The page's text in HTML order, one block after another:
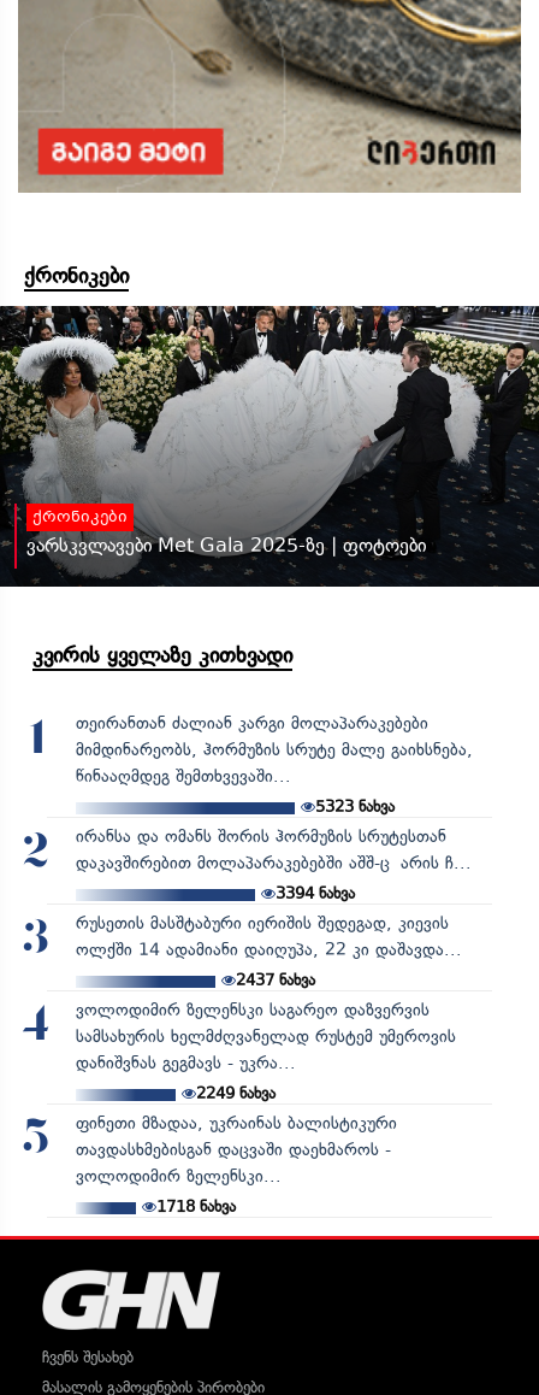
ქრონიკები
ქრონიკები
ვარსკვლავები Met Gala 2025-ზე | ფოტოები
კვირის ყველაზე კითხვადი
1
თეირანთან ძალიან კარგი მოლაპარაკებები
მიმდინარეობს, ჰორმუზის სრუტე მალე გაიხსნება,
წინააღმდეგ შემთხვევაში...
5323 ნახვა
2
ირანსა და ომანს შორის ჰორმუზის სრუტესთან
დაკავშირებით მოლაპარაკებებში აშშ-ც არის ჩ...
3394ნახვა
3
რუსეთის მასშტაბური იერიშის შედეგად, კიევის
ოლქში 14 ადამიანი დაიღუპა, 22 კი დაშავდა...
2437ნახვა
4
ვოლოდიმირ ზელენსკი საგარეო დაზვერვის
სამსახურის ხელმძღვანელად რუსტემ უმეროვის
დანიშვნას გეგმავს - უკრა...
2249ნახვა
5
ფინეთი მზადაა, უკრაინას ბალისტიკური
თავდასხმებისგან დაცვაში დაეხმაროს -
ვოლოდიმირ ზელენსკი...
1718ნახვა
ჩვენს შესახებ
მასალის გამოყენების პირობები